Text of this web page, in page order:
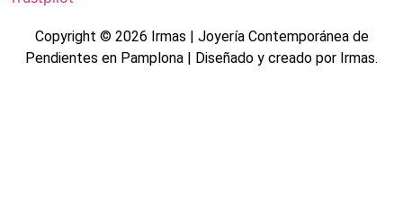
Copyright © 2026 Irmas | Joyería Contemporánea de
Pendientes en Pamplona | Diseñado y creado por Irmas.